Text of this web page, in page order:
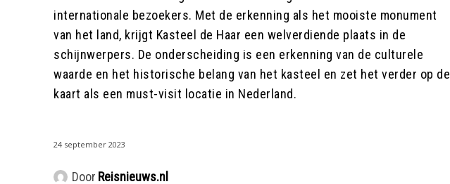
internationale bezoekers. Met de erkenning als het mooiste monument
van het land, krijgt Kasteel de Haar een welverdiende plaats in de
schijnwerpers. De onderscheiding is een erkenning van de culturele
waarde en het historische belang van het kasteel en zet het verder op de
kaart als een must-visit locatie in Nederland.
24 september 2023
Door Reisnieuws.nl